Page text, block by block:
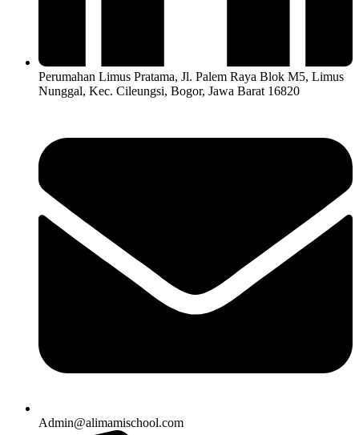
Perumahan Limus Pratama, Jl. Palem Raya Blok M5, Limus
Nunggal, Kec. Cileungsi, Bogor, Jawa Barat 16820
Admin@alimamischool.com